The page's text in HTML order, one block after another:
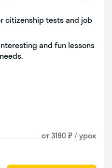
citizenship tests and job
and fun lessons
от 3190 ₽ / урок